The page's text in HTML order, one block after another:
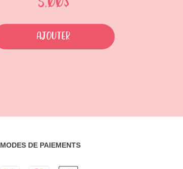
Ajouter
MODES DE PAIEMENTS